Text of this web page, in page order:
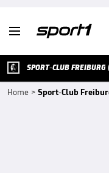

SPORT-CLUB FREIBURG
Home > Sport-Club